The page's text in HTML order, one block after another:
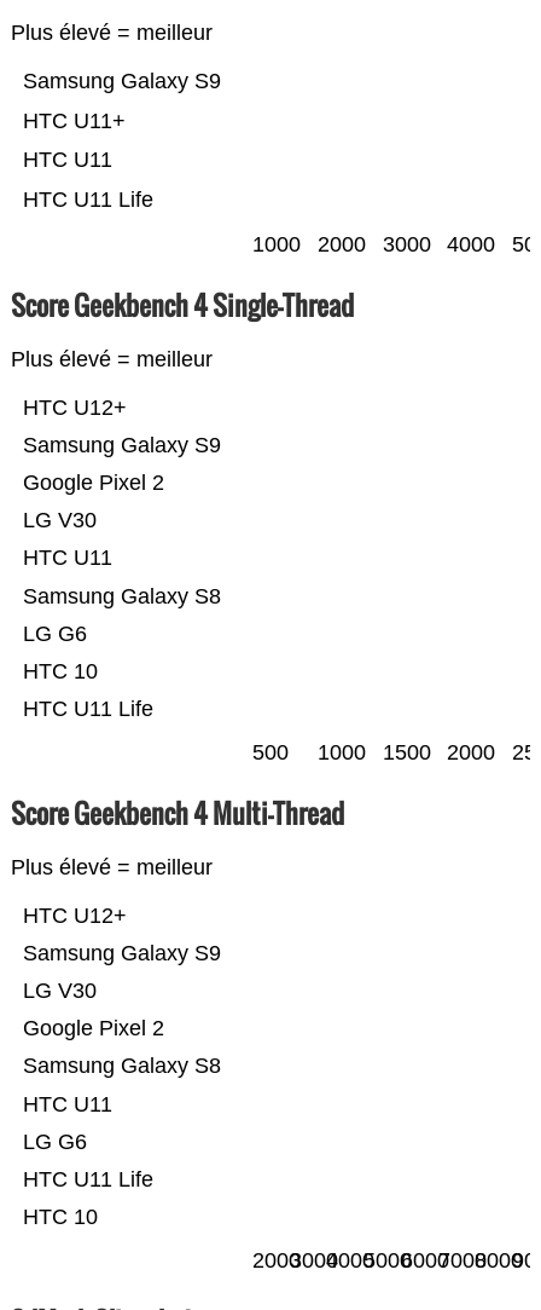
Plus élevé = meilleur
HTC U11 Life
HTC U11
HTC U11+
Samsung Galaxy S9
1000 2000 3000 4000
Score Geekbench 4 Single-Thread
Plus élevé = meilleur
HTC U11 Life
HTC 10
LG G6
Samsung Galaxy S8
HTC U11
LG V30
Google Pixel 2
Samsung Galaxy S9
HTC U12+
500 1000 1500 2000
Score Geekbench 4 Multi-Thread
Plus élevé = meilleur
HTC 10
HTC U11 Life
LG G6
HTC U11
Samsung Galaxy S8
Google Pixel 2
LG V30
Samsung Galaxy S9
HTC U12+
2000300040005000600070008000